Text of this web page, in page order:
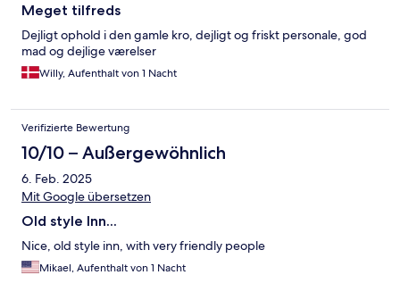
Meget tilfreds
Dejligt ophold i den gamle kro, dejligt og friskt personale, god
mad og dejlige værelser
Willy, Aufenthalt von 1 Nacht
Verifizierte Bewertung
10/10 – Außergewöhnlich
6. Feb. 2025
Mit Google übersetzen
Old style Inn...
Nice, old style inn, with very friendly people
Mikael, Aufenthalt von 1 Nacht